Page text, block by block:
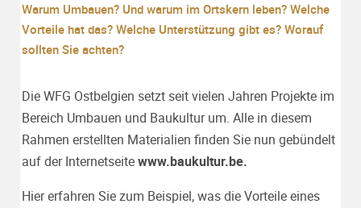
Warum Umbauen? Und warum im Ortskern leben? Welche
Vorteile hat das? Welche Unterstützung gibt es? Worauf
sollten Sie achten?
Die WFG Ostbelgien setzt seit vielen Jahren Projekte im
Bereich Umbauen und Baukultur um. Alle in diesem
Rahmen erstellten Materialien finden Sie nun gebündelt
auf der Internetseitewww.baukultur.be.
Hier erfahren Sie zum Beispiel, was die Vorteile eines